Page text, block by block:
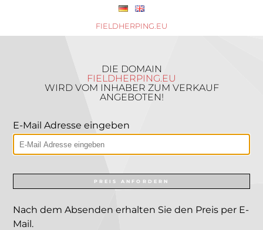
FIELDHERPING.EU
DIE DOMAIN
FIELDHERPING.EU
WIRD VOM INHABER ZUM VERKAUF
ANGEBOTEN!
E-Mail Adresse eingeben
PREIS ANFORDERN
Nach dem Absenden erhalten Sie den Preis per E-
Mail.